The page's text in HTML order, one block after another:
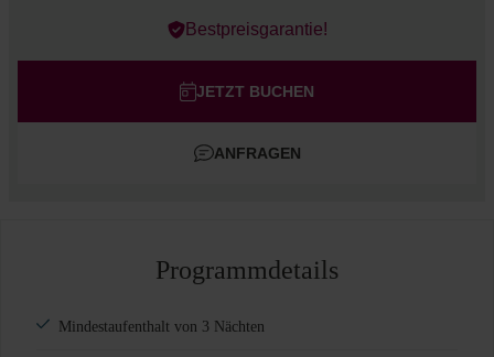
Errors?
Kinder
Bestpreisgarantie!
JETZT BUCHEN
ANFRAGEN
Programmdetails
Mindestaufenthalt von 3 Nächten